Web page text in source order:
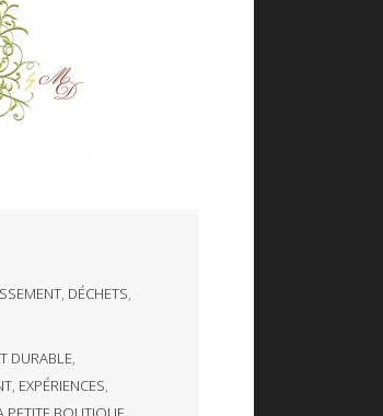
, DÉCHETS,
DURABLE,
, EXPÉRIENCES